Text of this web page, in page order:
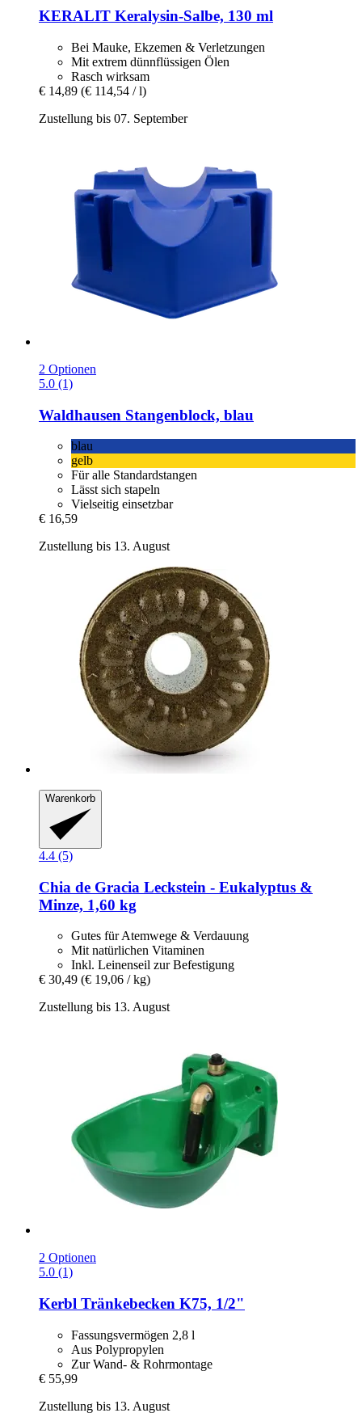
KERALIT Keralysin-​Salbe, 130 ml
Bei Mauke, Ekzemen & Verletzungen
Mit extrem dünnflüssigen Ölen
Rasch wirksam
€ 14,89 (€ 114,54 / l)
Zustellung bis 07. September
2 Optionen
5.0 (1)
Waldhausen Stangenblock, blau
blau
gelb
Für alle Standardstangen
Lässt sich stapeln
Vielseitig einsetzbar
€ 16,59
Zustellung bis 13. August
Warenkorb
4.4 (5)
Chia de Gracia Leckstein -​ Eukalyptus &
Minze, 1,60 kg
Gutes für Atemwege & Verdauung
Mit natürlichen Vitaminen
Inkl. Leinenseil zur Befestigung
€ 30,49 (€ 19,06 / kg)
Zustellung bis 13. August
2 Optionen
5.0 (1)
Kerbl Tränkebecken K75, 1/2"
Fassungsvermögen 2,8 l
Aus Polypropylen
Zur Wand- & Rohrmontage
€ 55,99
Zustellung bis 13. August